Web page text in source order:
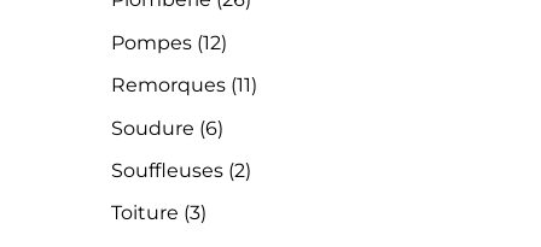
Pompes (12)
Remorques (11)
Soudure (6)
Souffleuses (2)
Toiture (3)